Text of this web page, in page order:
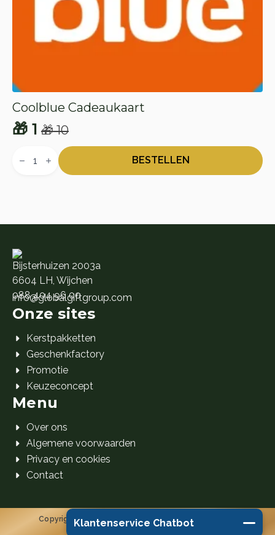
Coolblue Cadeaukaart
🎁10
Oorspronkelijke
prijs
🎁 1
Huidige
prijs
Cadeaukaart
BESTELLEN
Bijsterhuizen 2003a
6604 LH, Wijchen
088 404 96 00
info@globalgiftgroup.com
Onze sites
Kerstpakketten
Geschenkfactory
Promotie
Keuzeconcept
Menu
Over ons
Algemene voorwaarden
Privacy en cookies
Contact
Copyright 2026 Global Gift Group B.V. © Alle rechten
voorbehouden.
Klantenservice Chatbot